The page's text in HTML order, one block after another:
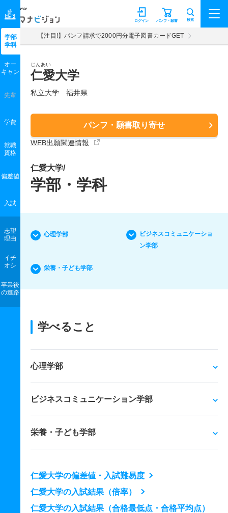
マナビジョン パンフ・願書
ログイン 検索
【注目!】パンフ請求で2000円分電子図書カードGET
じんあい
仁愛大学
私立大学 福井県
パンフ・願書取り寄せ
WEB出願関連情報
学部
学科
オー
キャン
先輩
学費
就職
資格
偏差値
入試
志望
理由
イチ
オシ
卒業後
の進路
仁愛大学/
学部・学科
心理学部
ビジネスコミュニケーショ
ン学部
栄養・子ども学部
学べること
心理学部
ビジネスコミュニケーション学部
栄養・子ども学部
仁愛大学の偏差値・入試難易度
仁愛大学の入試結果（倍率）
仁愛大学の入試結果（合格最低点・合格平均点）